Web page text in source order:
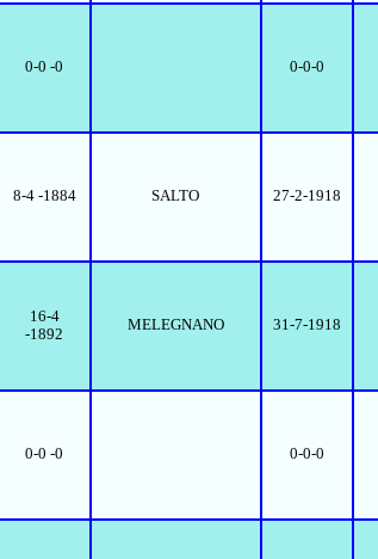
0-0 -0 0-0-0
8-4 -1884 SALTO 27-2-1918
16-4
-1892
MELEGNANO 31-7-1918
0-0 -0 0-0-0